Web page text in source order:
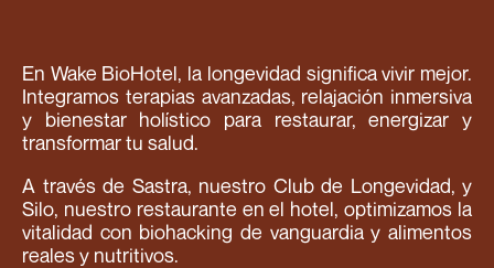
En Wake BioHotel, la longevidad significa vivir mejor.
Integramos terapias avanzadas, relajación inmersiva
y bienestar holístico para restaurar, energizar y
transformar tu salud.
A través de Sastra, nuestro Club de Longevidad, y
Silo, nuestro restaurante en el hotel, optimizamos la
vitalidad con biohacking de vanguardia y alimentos
reales y nutritivos.